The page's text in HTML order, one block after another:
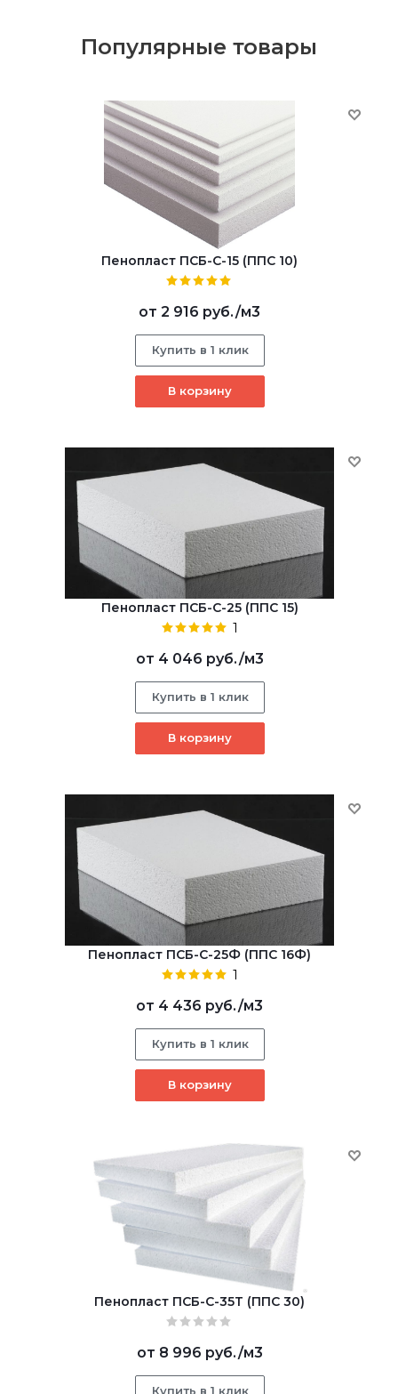
Популярные товары
Пенопласт ПСБ-С-15 (ППС 10)
от 2 916 руб./м3
Купить в 1 клик
В корзину
Пенопласт ПСБ-С-25 (ППС 15)
1
от 4 046 руб./м3
Купить в 1 клик
В корзину
Пенопласт ПСБ-С-25Ф (ППС 16Ф)
1
от 4 436 руб./м3
Купить в 1 клик
В корзину
Пенопласт ПСБ-С-35Т (ППС 30)
от 8 996 руб./м3
Купить в 1 клик